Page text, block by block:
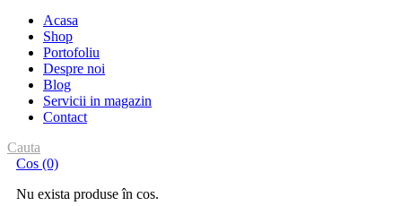
Acasa
Shop
Portofoliu
Despre noi
Blog
Servicii in magazin
Contact
Cauta
Cos (0)
Nu exista produse în cos.